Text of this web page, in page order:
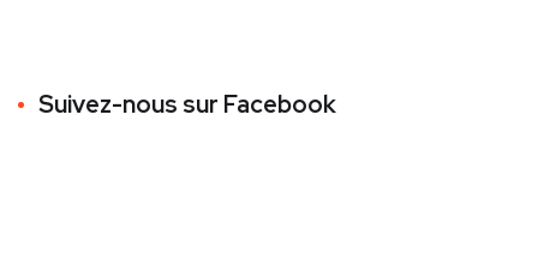
Suivez-nous sur Facebook